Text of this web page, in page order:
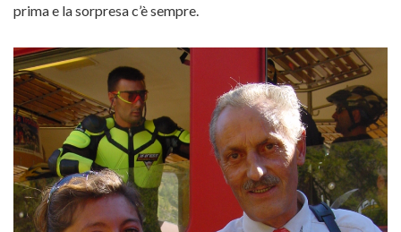
prima e la sorpresa c’è sempre.